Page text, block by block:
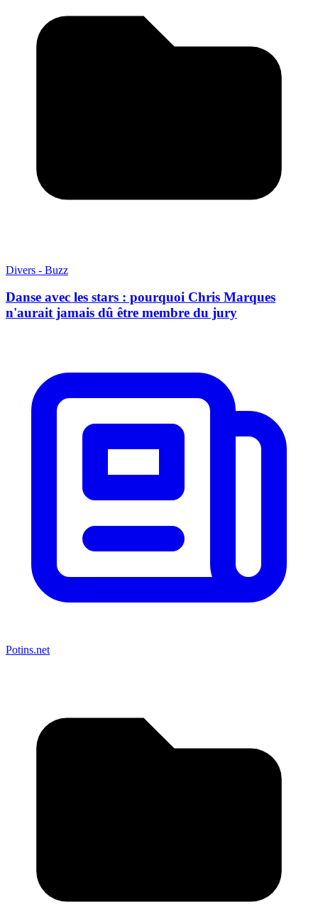
Divers - Buzz
Danse avec les stars : pourquoi Chris Marques
n'aurait jamais dû être membre du jury
Potins.net